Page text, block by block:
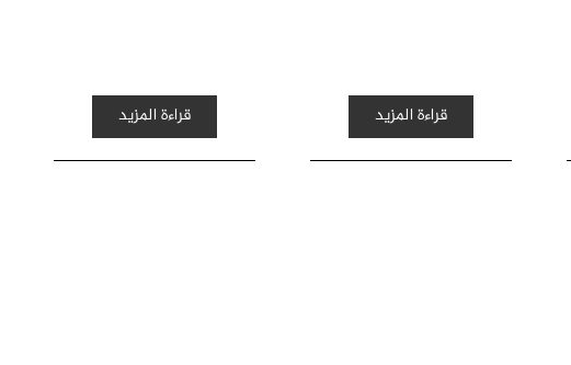
قراءة المزيد قراءة المزيد